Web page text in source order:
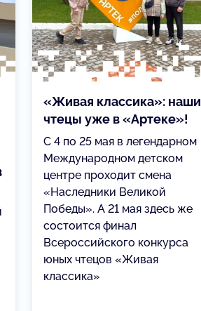
«Живая классика»: наши
чтецы уже в «Артеке»!
С 4 по 25 мая в легендарном
Международном детском
центре проходит смена
«Наследники Великой
Победы». А 21 мая здесь же
состоится финал
Всероссийского конкурса
юных чтецов «Живая
классика»